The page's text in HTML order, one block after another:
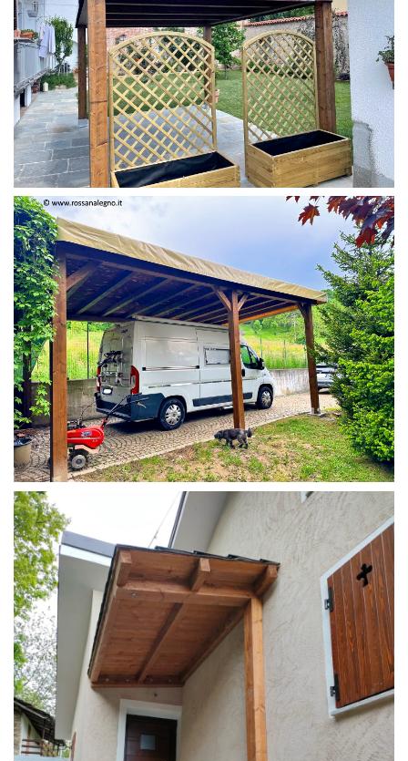
PERGOLA 4 X 3 COLOR MIRTO
COPERTURA CAMPER